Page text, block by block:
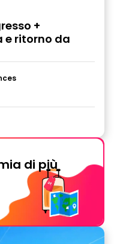
+
e ritorno da
di più